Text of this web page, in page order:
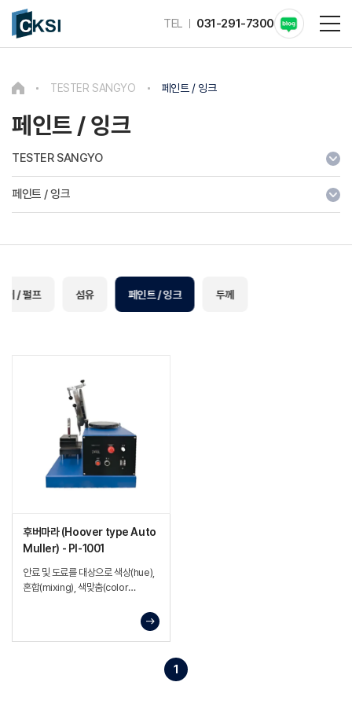
TEL 031-291-7300
TESTER SANGYO 페인트 / 잉크
페인트 / 잉크
TESTER SANGYO
페인트 / 잉크
이 / 펄프 섬유 페인트 / 잉크 두께
후버마라 (Hoover type Auto
Muller) - PI-1001
안료 및 도료를 대상으로 색상(hue),
혼합(mixing), 색맞춤(color
1